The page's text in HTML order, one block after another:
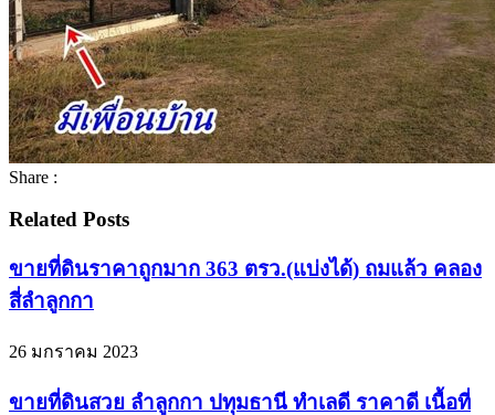
Share :
Related Posts
ขายที่ดินราคาถูกมาก 363 ตรว.(แบ่งได้) ถมแล้ว คลอง
สี่ลำลูกกา
26 มกราคม 2023
ขายที่ดินสวย ลำลูกกา ปทุมธานี ทำเลดี ราคาดี เนื้อที่